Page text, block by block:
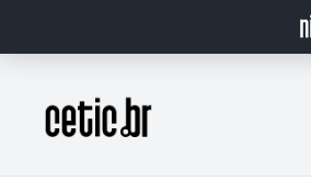
Página inicial